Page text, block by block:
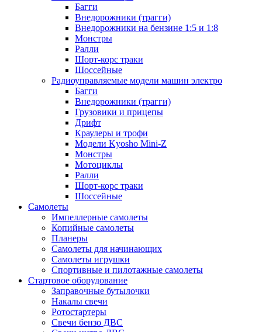
Багги
Внедорожники (трагги)
Внедорожники на бензине 1:5 и 1:8
Монстры
Ралли
Шорт-корс траки
Шоссейные
Радиоуправляемые модели машин электро
Багги
Внедорожники (трагги)
Грузовики и прицепы
Дрифт
Краулеры и трофи
Модели Kyosho Mini-Z
Монстры
Мотоциклы
Ралли
Шорт-корс траки
Шоссейные
Самолеты
Импеллерные самолеты
Копийные самолеты
Планеры
Самолеты для начинающих
Самолеты игрушки
Спортивные и пилотажные самолеты
Стартовое оборудование
Заправочные бутылочки
Накалы свечи
Ротостартеры
Свечи бензо ДВС